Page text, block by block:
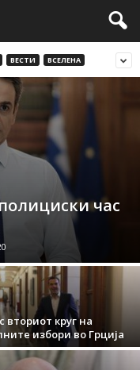
ВЕСТИ ВСЕЛЕНА
час
вториот круг на
избори во Грција